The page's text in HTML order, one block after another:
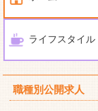
ライフスタイル
職種別公開求人